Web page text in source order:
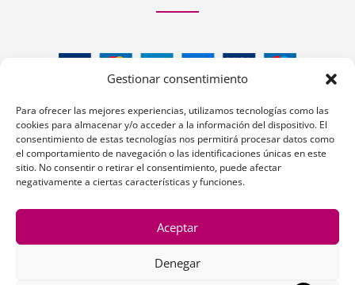
Gestionar consentimiento
Para ofrecer las mejores experiencias, utilizamos tecnologías como las
cookies para almacenar y/o acceder a la información del dispositivo. El
consentimiento de estas tecnologías nos permitirá procesar datos como
el comportamiento de navegación o las identificaciones únicas en este
sitio. No consentir o retirar el consentimiento, puede afectar
negativamente a ciertas características y funciones.
Aceptar
Denegar
Siguenos: